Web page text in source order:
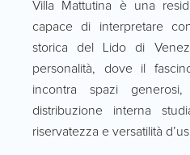
Villa Mattutina è una
capace di interpretare
storica del Lido di
personalità, dove il
incontra spazi
distribuzione interna
riservatezza e versatilità